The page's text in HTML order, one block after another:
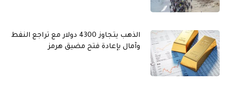
الذهب يتجاوز 4300 دولار مع تراجع النفط
وآمال بإعادة فتح مضيق هرمز